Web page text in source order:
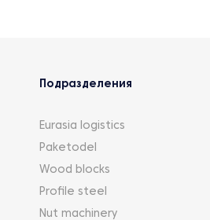
Подразделения
Eurasia logistics
Paketodel
Wood blocks
Profile steel
Nut machinery